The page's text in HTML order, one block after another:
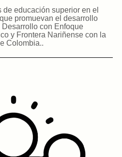
de educación superior en el
promuevan el desarrollo
con Enfoque
y Frontera Nariñense con la
Colombia..